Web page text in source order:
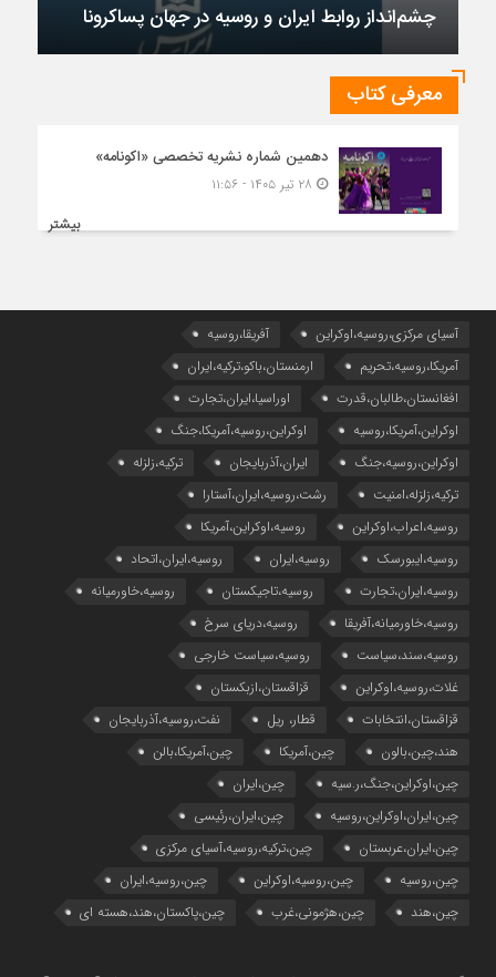
چشم‌انداز روابط ایران و روسیه در جهان پساکرونا
معرفی کتاب
دهمین شماره نشریه تخصصی «اکونامه»
بیشتر
آسیای مرکزی،روسیه،اوکراین
آفریقا،روسیه
آمریکا،روسیه،تحریم
ارمنستان،باکو،ترکیه،ایران
افغانستان،طالبان،قدرت
اوراسیا،ایران،تجارت
اوکراین،آمریکا،روسیه
اوکراین،روسیه،آمریکا،جنگ
اوکراین،روسیه،جنگ
ایران،آذربایجان
ترکیه،زلزله
ترکیه،زلزله،امنیت
رشت،روسیه،ایران،آستارا
روسیه،اعراب،اوکراین
روسیه،اوکراین،آمریکا
روسیه،ایبورسک
روسیه،ایران
روسیه،ایران،اتحاد
روسیه،ایران،تجارت
روسیه،تاجیکستان
روسیه،خاورمیانه
روسیه،خاورمیانه،آفریقا
روسیه،دریای سرخ
روسیه،سند،سیاست
روسیه،سیاست خارجی
غلات،روسیه،اوکراین
قزاقستان،ازبکستان
قزاقستان،انتخابات
قطار، ریل
نفت،روسیه،آذربایجان
هند،چین،بالون
چین،آمریکا
چین،آمریکا،بالن
چین،اوکراین،جنگ،ر.سیه
چین،ایران
چین،ایران،اوکراین،روسیه
چین،ایران،رئیسی
چین،ایران،عربستان
چین،ترکیه،روسیه،آسیای مرکزی
چین،روسیه
چین،روسیه،اوکراین
چین،روسیه،ایران
چین،هند
چین،هژمونی،غرب چین،پاکستان،هند،هسته ای